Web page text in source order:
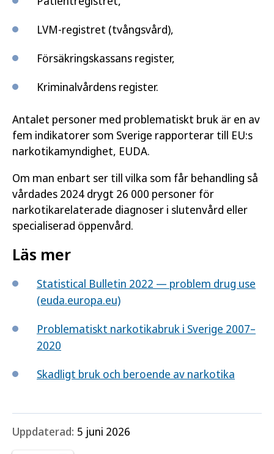
LVM-registret (tvångsvård),
Försäkringskassans register,
Kriminalvårdens register.
Antalet personer med problematiskt bruk är en av
fem indikatorer som Sverige rapporterar till EU:s
narkotikamyndighet, EUDA.
Om man enbart ser till vilka som får behandling så
vårdades 2024 drygt 26 000 personer för
narkotikarelaterade diagnoser i slutenvård eller
specialiserad öppenvård.
Läs mer
Statistical Bulletin 2022 — problem drug use
(euda.europa.eu)
Problematiskt narkotikabruk i Sverige 2007–
2020
Skadligt bruk och beroende av narkotika
Uppdaterad: 5 juni 2026